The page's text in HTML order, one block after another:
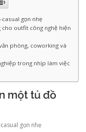
gọn nhẹ
cho outfit công nghệ hiện
phòng, coworking và
trong nhịp làm việc
một tủ đồ